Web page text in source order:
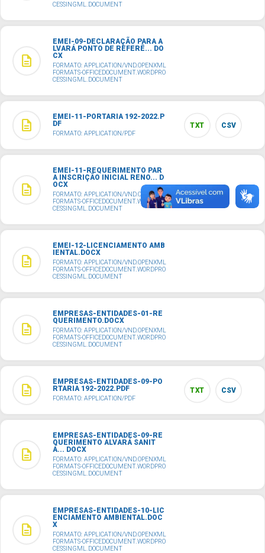
CESSINGML.DOCUMENT
description
EMEI-09-DECLARAÇÃO PARA A
LVARÁ PONTO DE REFERÊ... DO
CX
FORMATO: APPLICATION/VND.OPENXML
FORMATS-OFFICEDOCUMENT.WORDPRO
CESSINGML.DOCUMENT
description
EMEI-11-PORTARIA 192-2022.P
DF
FORMATO: APPLICATION/PDF
TXT CSV
description
EMEI-11-REQUERIMENTO PAR
A INSCRIÇÃO INICIAL RENO... D
OCX
FORMATO: APPLICATION/VND.OPENXML
FORMATS-OFFICEDOCUMENT.WORDPRO
CESSINGML.DOCUMENT
description
EMEI-12-LICENCIAMENTO AMB
IENTAL.DOCX
FORMATO: APPLICATION/VND.OPENXML
FORMATS-OFFICEDOCUMENT.WORDPRO
CESSINGML.DOCUMENT
description
EMPRESAS-ENTIDADES-01-RE
QUERIMENTO.DOCX
FORMATO: APPLICATION/VND.OPENXML
FORMATS-OFFICEDOCUMENT.WORDPRO
CESSINGML.DOCUMENT
description
EMPRESAS-ENTIDADES-09-PO
RTARIA 192-2022.PDF
FORMATO: APPLICATION/PDF
TXT CSV
description
EMPRESAS-ENTIDADES-09-RE
QUERIMENTO ALVARÁ SANIT
Á... DOCX
FORMATO: APPLICATION/VND.OPENXML
FORMATS-OFFICEDOCUMENT.WORDPRO
CESSINGML.DOCUMENT
description
EMPRESAS-ENTIDADES-10-LIC
ENCIAMENTO AMBIENTAL.DOC
X
FORMATO: APPLICATION/VND.OPENXML
FORMATS-OFFICEDOCUMENT.WORDPRO
CESSINGML.DOCUMENT